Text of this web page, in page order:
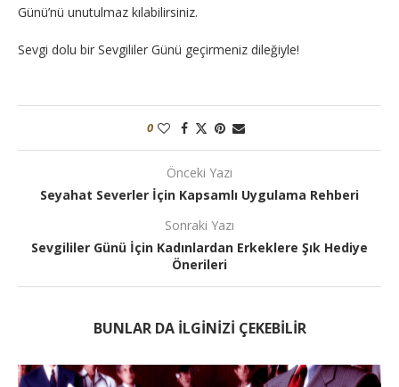
Günü’nü unutulmaz kılabilirsiniz.
Sevgi dolu bir Sevgililer Günü geçirmeniz dileğiyle!
0
Önceki Yazı
Seyahat Severler İçin Kapsamlı Uygulama Rehberi
Sonraki Yazı
Sevgililer Günü İçin Kadınlardan Erkeklere Şık Hediye
Önerileri
BUNLAR DA ILGINIZI ÇEKEBILIR